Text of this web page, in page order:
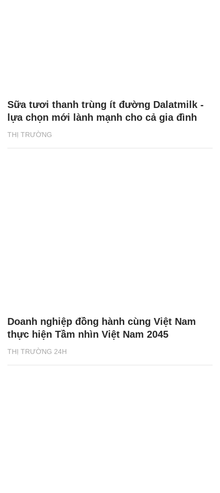
THỊ TRƯỜNG
Sữa tươi thanh trùng ít đường Dalatmilk -
lựa chọn mới lành mạnh cho cả gia đình
THỊ TRƯỜNG 24H
Doanh nghiệp đồng hành cùng Việt Nam
thực hiện Tầm nhìn Việt Nam 2045